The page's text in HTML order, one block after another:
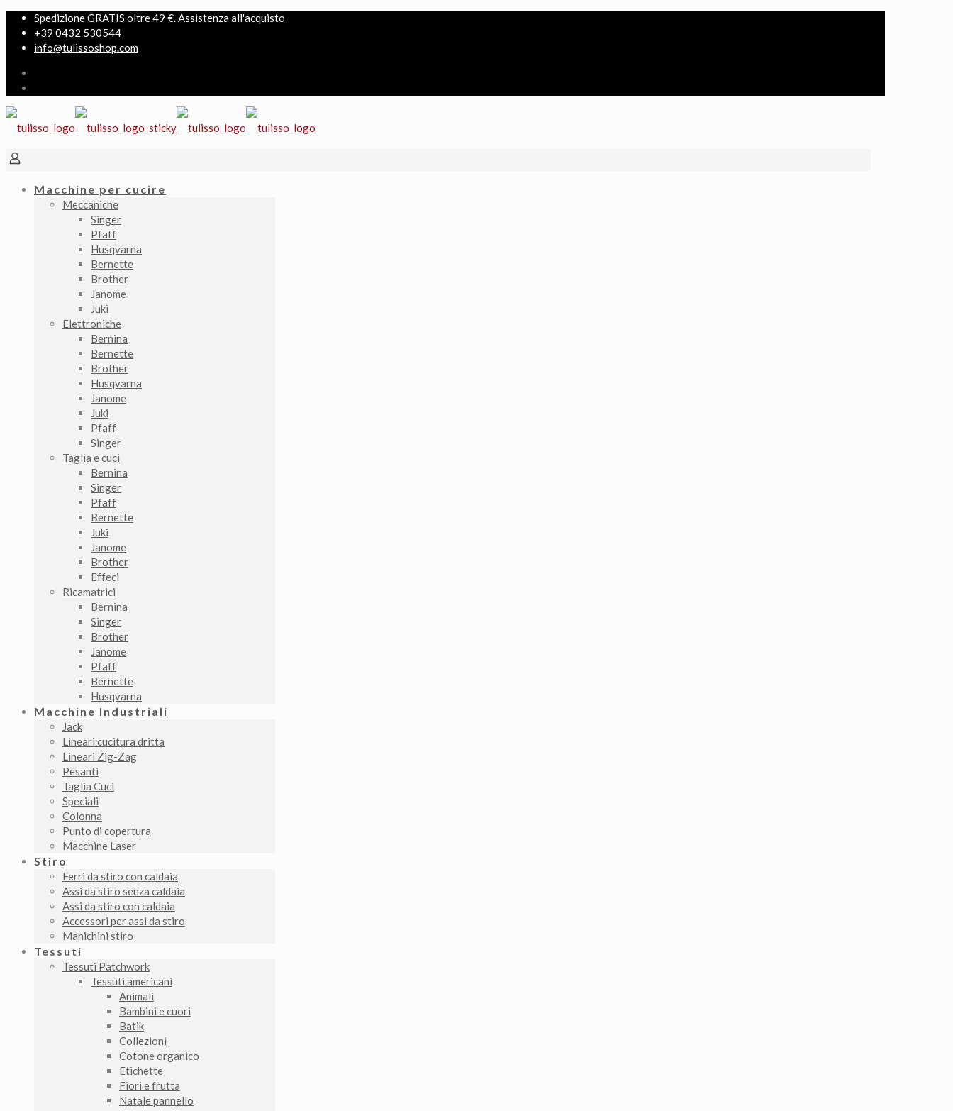
Spedizione GRATIS oltre 49 €. Assistenza all'acquisto
+39 0432 530544
info@tulissoshop.com
Macchine per cucire
Meccaniche
Singer
Pfaff
Husqvarna
Bernette
Brother
Janome
Juki
Elettroniche
Bernina
Bernette
Brother
Husqvarna
Janome
Juki
Pfaff
Singer
Taglia e cuci
Bernina
Singer
Pfaff
Bernette
Juki
Janome
Brother
Effeci
Ricamatrici
Bernina
Singer
Brother
Janome
Pfaff
Bernette
Husqvarna
Macchine Industriali
Jack
Lineari cucitura dritta
Lineari Zig-Zag
Pesanti
Taglia Cuci
Speciali
Colonna
Punto di copertura
Macchine Laser
Stiro
Ferri da stiro con caldaia
Assi da stiro senza caldaia
Assi da stiro con caldaia
Accessori per assi da stiro
Manichini stiro
Tessuti
Tessuti Patchwork
Tessuti americani
Animali
Bambini e cuori
Batik
Collezioni
Cotone organico
Etichette
Fiori e frutta
Natale pannello